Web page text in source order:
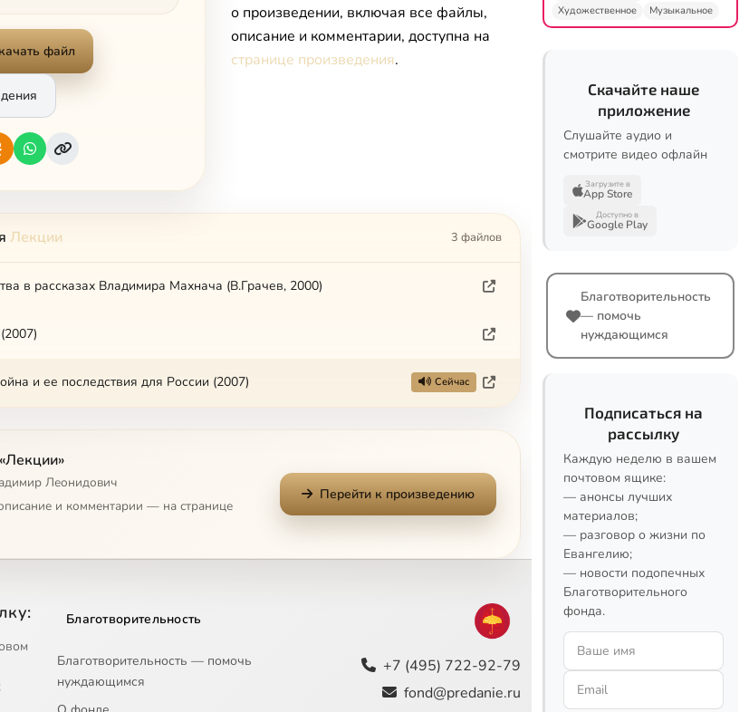
файл
о произведении, включая все файлы,
описание и комментарии, доступна на
странице произведения.
Лекции 3 файлов
в рассказах Владимира Махнача (В.Грачев, 2000)
и ее последствия для России (2007) Сейчас
Леонидович
и комментарии — на странице
Перейти к произведению
Благотворительность
Благотворительность — помочь
нуждающимся
+7 (495) 722-92-79
fond@predanie.ru
Художественное
Музыкальное
Скачайте наше
приложение
Слушайте аудио и
смотрите видео офлайн
Загрузите в
App Store
Доступно в
Google Play
Благотворительность
— помочь
нуждающимся
Подписаться на
рассылку
Каждую неделю в вашем
почтовом ящике:
— анонсы лучших
материалов;
— разговор о жизни по
Евангелию;
— новости подопечных
Благотворительного
фонда.